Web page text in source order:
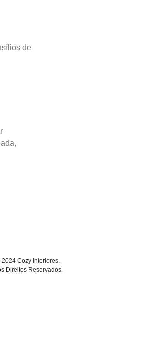
de
Cozy Interiores.
Direitos Reservados.